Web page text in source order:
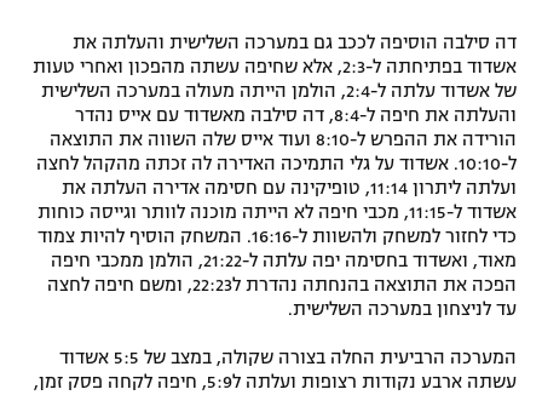
דה סילבה הוסיפה לככב גם במערכה השלישית והעלתה את
אשדוד בפתיחתה ל-2:3, אלא שחיפה עשתה מהפכון ואחרי טעות
של אשדוד עלתה ל-2:4, הולמן הייתה מעולה במערכה השלישית
והעלתה את חיפה ל-8:4, דה סילבה מאשדוד עם אייס נהדר
הורידה את ההפרש ל-8:10 ועוד אייס שלה השווה את התוצאה
ל-10:10. אשדוד על גלי התמיכה האדירה לה זכתה מהקהל לחצה
ועלתה ליתרון 11:14, טופיקינה עם חסימה אדירה העלתה את
אשדוד ל-11:15, מכבי חיפה לא הייתה מוכנה לוותר וגייסה כוחות
כדי לחזור למשחק ולהשוות ל-16:16. המשחק הוסיף להיות צמוד
מאוד, ואשדוד בחסימה יפה עלתה ל-21:22, הולמן ממכבי חיפה
הפכה את התוצאה בהנחתה נהדרת ל22:23, ומשם חיפה לחצה
עד לניצחון במערכה השלישית.
המערכה הרביעית החלה בצורה שקולה, במצב של 5:5 אשדוד
עשתה ארבע נקודות רצופות ועלתה ל5:9, חיפה לקחה פסק זמן,